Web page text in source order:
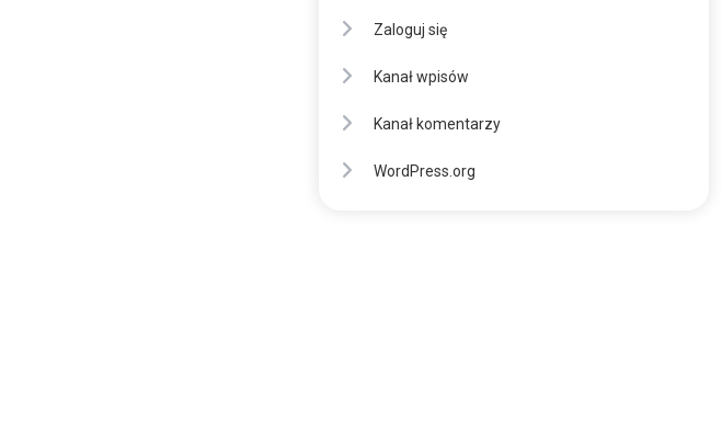
Zaloguj się
Kanał wpisów
Kanał komentarzy
WordPress.org